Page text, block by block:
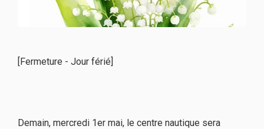
[Fermeture - Jour férié]
Demain, mercredi 1er mai, le centre nautique sera